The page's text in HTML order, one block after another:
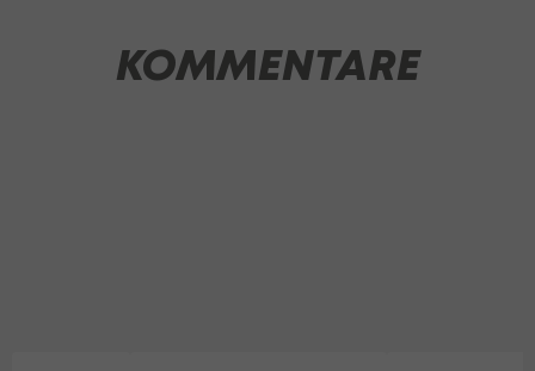
KOMMENTARE